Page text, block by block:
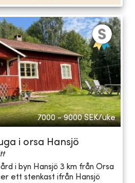
7000 - 9000 SEK/uke
i orsa Hansjö
i byn Hansjö 3 km från Orsa
ett stenkast ifrån Hansjö